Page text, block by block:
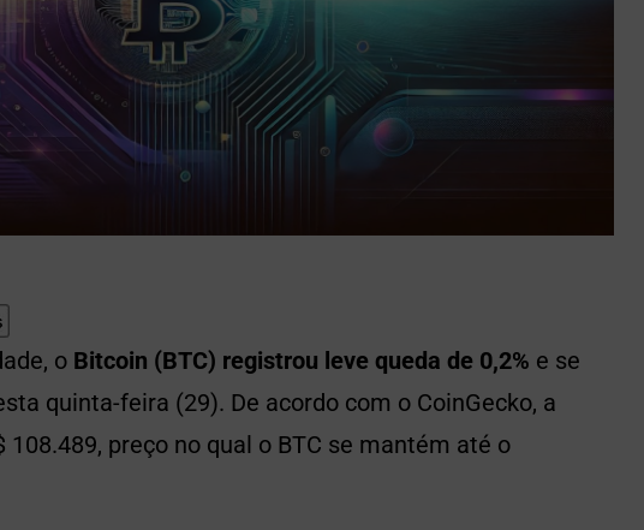
o Bitcoin (BTC) registrou leve queda de 0,2% e se
quinta-feira (29). De acordo com o CoinGecko, a
preço no qual o BTC se mantém até o